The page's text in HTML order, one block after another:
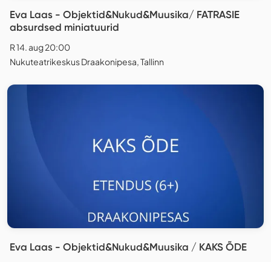
Eva Laas - Objektid&Nukud&Muusika/ FATRASIE
absurdsed miniatuurid
R 14. aug 20:00
Nukuteatrikeskus Draakonipesa, Tallinn
Eva Laas - Objektid&Nukud&Muusika / KAKS ÕDE